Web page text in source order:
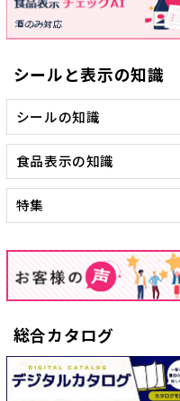
シールと表示の知識
シールの知識
食品表示の知識
特集
総合カタログ